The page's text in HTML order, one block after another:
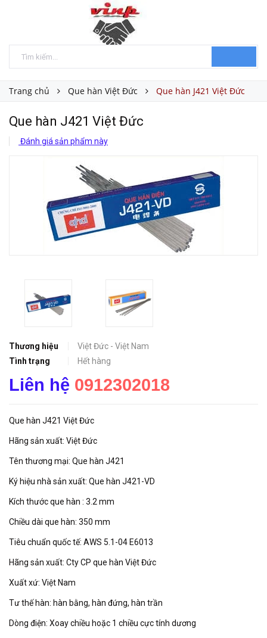
Trang chủ Que hàn Việt Đức Que hàn J421 Việt Đức
Que hàn J421 Việt Đức
Đánh giá sản phẩm này
Thương hiệu
Việt Đức - Việt Nam
Tình trạng
Hết hàng
Liên hệ 0912302018
Que hàn J421 Việt Đức
Hãng sản xuất: Việt Đức
Tên thương mại: Que hàn J421
Ký hiệu nhà sản xuất: Que hàn J421-VD
Kích thước que hàn : 3.2 mm
Chiều dài que hàn: 350 mm
Tiêu chuẩn quốc tế: AWS 5.1-04 E6013
Hãng sản xuất: Cty CP que hàn Việt Đức
Xuất xứ: Việt Nam
Tư thế hàn: hàn bằng, hàn đứng, hàn trần
Dòng điện: Xoay chiều hoặc 1 chiều cực tính dương